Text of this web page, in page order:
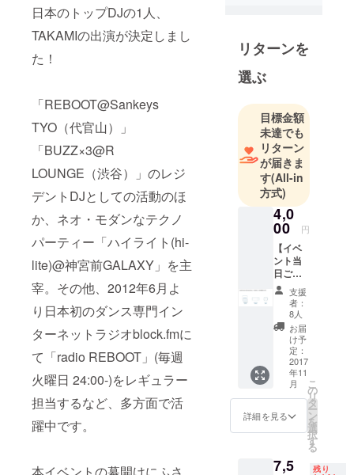
日本のトップDJの1人、
TAKAMIの出演が決定しまし
た！
「REBOOT@Sankeys
TYO（代官山）」
「BUZZ×3@R
LOUNGE（渋谷）」のレジ
デントDJとしての活動のほ
か、ネオ・モダンなテクノ
パーティー「ハイライト(hi-
lite)@神宮前GALAXY」を主
宰。その他、2012年6月よ
り日本初のダンス専門イン
ターネットラジオblock.fmに
て「radio REBOOT」(毎週
火曜日 24:00-)をレギュラー
担当するなど、多方面で活
躍中です。
型商業施設
『ラ チッタ
デッラ』
映画館『チ
ネチッ
タ』、ライ
ブホール
『クラブ
チッタ』な
どを運営し
ています。
エンタテイ
メントと文
化を通じ
て、街に人
に新鮮な感
動と活気を
提供する企
業として、
神奈川県の
川崎を中心
リターンを
選ぶ
目標金額
未達でも
リターン
が届きま
す(All-in
方式)
4,0
00 円
【イベ
ント当
日ご来
場いた
だけな
い方】
●『Blad
Runner
Premiu
Party』
豪華
出演者
＆ス
タッフ
寄せ書
支援
者：
8人
お届
け予
定：
2017
年11
月
詳細を見る
こ
の
リ
タ
ー
ン
を
選
択
す
る
7,5 残り